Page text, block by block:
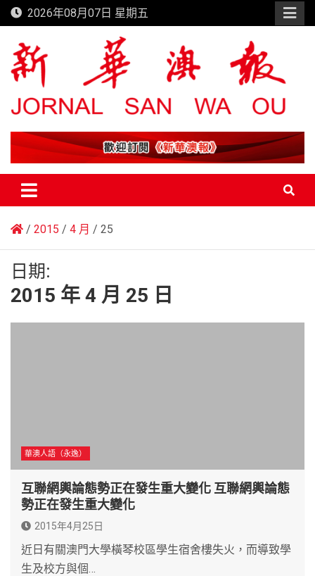
Skip
to
content
2026年08月07日 星期五
新華澳報
2015 4 月 25
日期:
2015 年 4 月 25 日
華澳人語（永逸）
互聯網輿論態勢正在發生重大變化 互聯網輿論態
勢正在發生重大變化
2015年4月25日
近日有關澳門大學橫琴校區學生宿舍樓失火，而導致學
生及校方與個…